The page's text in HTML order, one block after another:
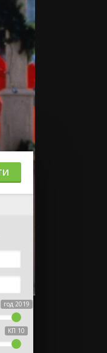
год 2019
КП 10